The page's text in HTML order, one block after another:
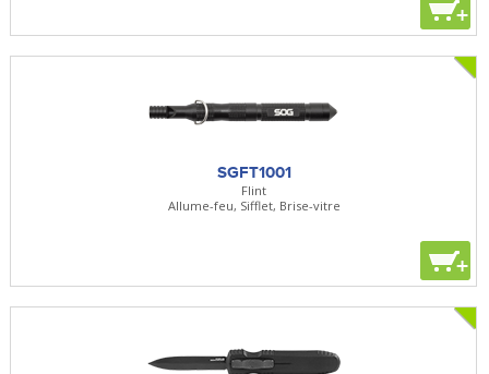
+
SGFT1001
Flint
Allume-feu, Sifflet, Brise-vitre
+